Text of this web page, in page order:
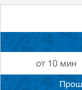
от 10 мин